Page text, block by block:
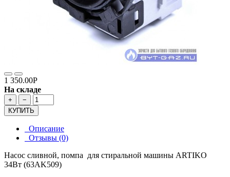
1 350.00Р
На складе
+
−
КУПИТЬ
Описание
Отзывы (0)
Насос сливной, помпа для стиральной машины ARTIKO
34Вт (63AK509)